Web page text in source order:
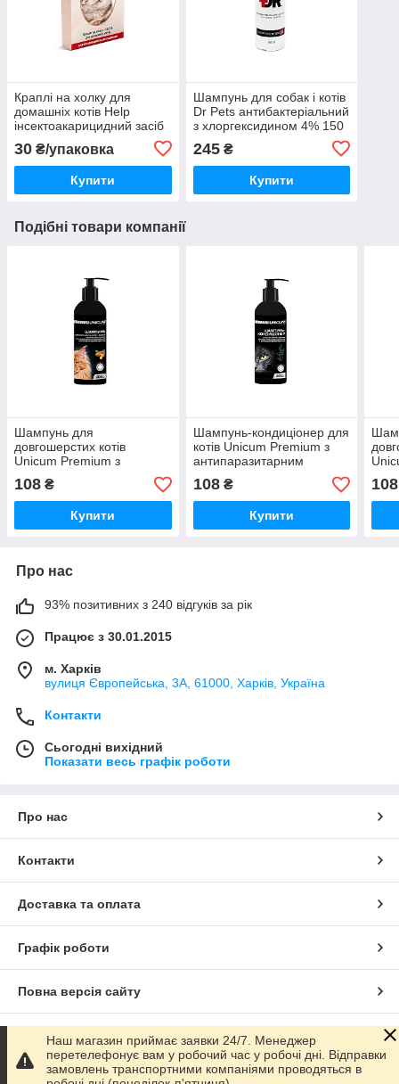
Краплі на холку для
домашніх котів Help
інсектоакарицидний засіб
30 ₴/упаковка
Купити
Шампунь для собак і котів
Dr Pets антибактеріальний
з хлоргексидином 4% 150
245₴
Купити
Подібні товари компанії
Шампунь для
довгошерстих котів
Unicum Premium з
антипаразитарним
ефектом і мигдальною
олією 200 мл Unicum
108 ₴
Купити
Шампунь-кондиціонер для
котів Unicum Premium з
антипаразитарним
ефектом та олією чайного
дерева 200 мл Unicum
108₴
Купити
108
Про нас
93% позитивних з 240 відгуків за рік
Працює з 30.01.2015
м. Харків
вулиця Європейська, 3А, 61000, Харків, Україна
Контакти
Сьогодні вихідний
Показати весь графік роботи
Про нас
Контакти
Доставка та оплата
Графік роботи
Повна версія сайту
Сайт створено на маркетплейсі Prom.ua
Політика конфіденційності
Наш магазин приймає заявки 24/7. Менеджер
перетелефонує вам у робочий час у робочі дні. Відправки
замовлень транспортними компаніями проводяться в